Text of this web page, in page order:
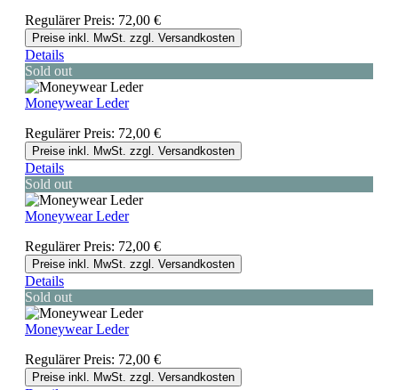
Regulärer Preis: 72,00 €
Preise inkl. MwSt. zzgl. Versandkosten
Details
Sold out
Moneywear Leder
Regulärer Preis: 72,00 €
Preise inkl. MwSt. zzgl. Versandkosten
Details
Sold out
Moneywear Leder
Regulärer Preis: 72,00 €
Preise inkl. MwSt. zzgl. Versandkosten
Details
Sold out
Moneywear Leder
Regulärer Preis: 72,00 €
Preise inkl. MwSt. zzgl. Versandkosten